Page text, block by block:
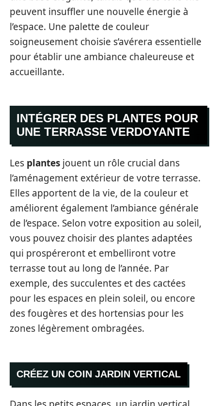
peuvent insuffler une nouvelle énergie à
l’espace. Une palette de couleur
soigneusement choisie s’avérera essentielle
pour établir une ambiance chaleureuse et
accueillante.
INTÉGRER DES PLANTES POUR
UNE TERRASSE VERDOYANTE
Les plantes jouent un rôle crucial dans
l’aménagement extérieur de votre terrasse.
Elles apportent de la vie, de la couleur et
améliorent également l’ambiance générale
de l’espace. Selon votre exposition au soleil,
vous pouvez choisir des plantes adaptées
qui prospéreront et embelliront votre
terrasse tout au long de l’année. Par
exemple, des succulentes et des cactées
pour les espaces en plein soleil, ou encore
des fougères et des hortensias pour les
zones légèrement ombragées.
CRÉEZ UN COIN JARDIN VERTICAL